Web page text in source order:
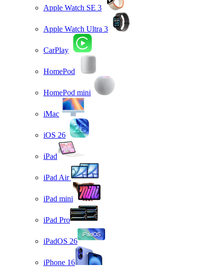
Apple Watch SE 3
Apple Watch Ultra 3
CarPlay
HomePod
HomePod mini
iMac
iOS 26
iPad
iPad Air
iPad mini
iPad Pro
iPadOS 26
iPhone 16